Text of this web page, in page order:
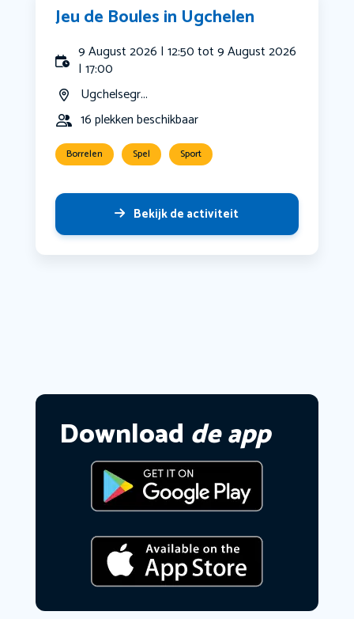
Jeu de Boules in Ugchelen
9 August 2026 | 12:50 tot 9 August 2026
| 17:00
Ugchelsegr...
16 plekken beschikbaar
Borrelen Spel Sport
Bekijk de activiteit
Download de app